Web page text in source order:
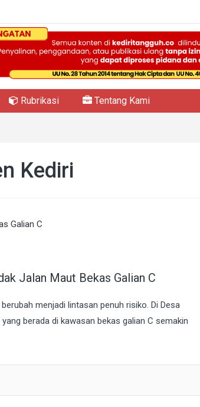
Rubrikasi Tentang Kami
Kediri
Jalan Maut Bekas Galian C
menjadi lintasan penuh risiko. Di Desa
berada di kawasan bekas galian C semakin